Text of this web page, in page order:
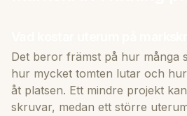
Det beror främst på hur många
hur mycket tomten lutar och
åt platsen. Ett mindre projekt
skruvar, medan ett större